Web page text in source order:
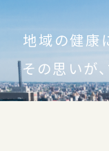
地域の健康
その思いが